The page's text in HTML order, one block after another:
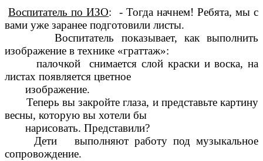
Воспитатель по ИЗО: - Тогда начнем! Ребята, мы с
вами уже заранее подготовили листы.
Воспитатель показывает, как выполнить
изображение в технике «граттаж»:
палочкой снимается слой краски и воска, на
листах появляется цветное
изображение.
Теперь вы закройте глаза, и представьте картину
весны, которую вы хотели бы
нарисовать. Представили?
Дети выполняют работу под музыкальное
сопровождение.